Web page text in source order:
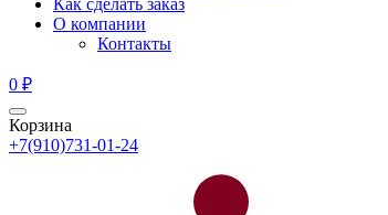
Как сделать заказ
О компании
Контакты
0 ₽
Корзина
+7(910)731-01-24